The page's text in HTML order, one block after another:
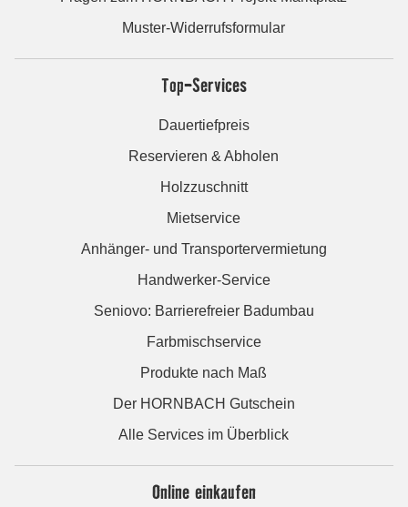
Muster-Widerrufsformular
Top-Services
Dauertiefpreis
Reservieren & Abholen
Holzzuschnitt
Mietservice
Anhänger- und Transportervermietung
Handwerker-Service
Seniovo: Barrierefreier Badumbau
Farbmischservice
Produkte nach Maß
Der HORNBACH Gutschein
Alle Services im Überblick
Online einkaufen